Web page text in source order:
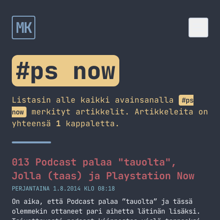
MK
#ps now
Listasin alle kaikki avainsanalla
#ps
now
merkityt artikkelit. Artikkeleita on
yhteensä 1 kappaletta.
013 Podcast palaa "tauolta",
Jolla (taas) ja Playstation Now
PERJANTAINA 1.8.2014 KLO 08:18
On aika, että Podcast palaa ”tauolta” ja tässä
olemmekin ottaneet pari aihetta lätinän lisäksi.